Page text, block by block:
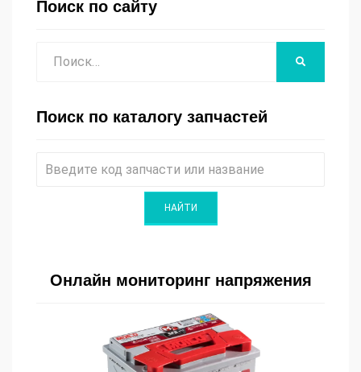
Поиск по сайту
Поиск по каталогу запчастей
Онлайн мониторинг напряжения